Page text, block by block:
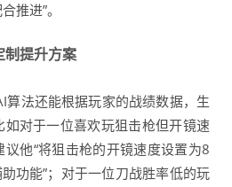
推进”。
制提升方案
算法还能根据玩家的战绩数据，生
对于一位喜欢玩狙击枪但开镜速
他“将狙击枪的开镜速度设置为8
助功能”；对于一位刀战胜率低的玩